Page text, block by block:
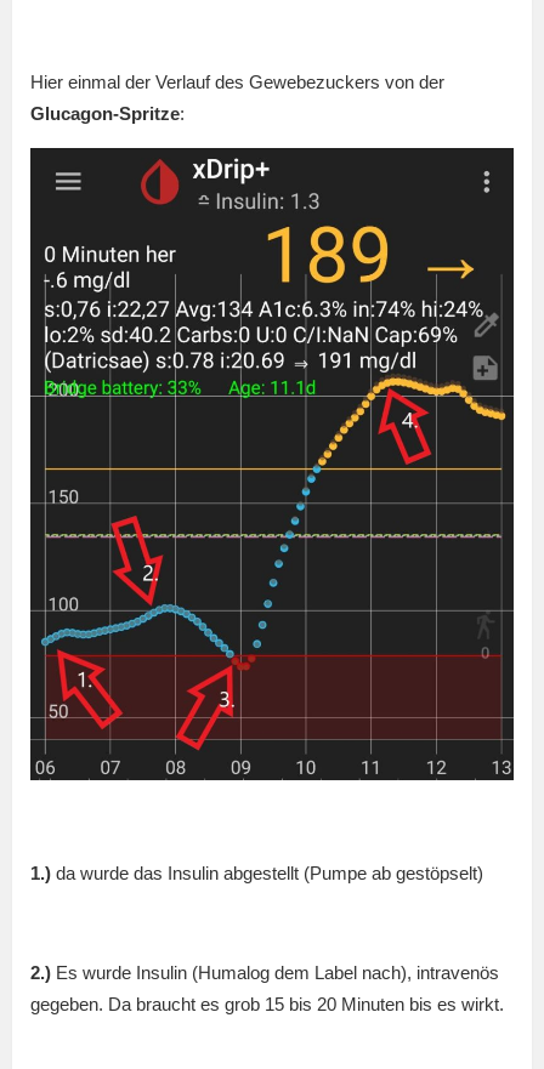
Hier einmal der Verlauf des Gewebezuckers von der
Glucagon-Spritze:
1.) da wurde das Insulin abgestellt (Pumpe ab gestöpselt)
2.) Es wurde Insulin (Humalog dem Label nach), intravenös
gegeben. Da braucht es grob 15 bis 20 Minuten bis es wirkt.